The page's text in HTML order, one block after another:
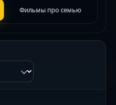
Фильмы про семью